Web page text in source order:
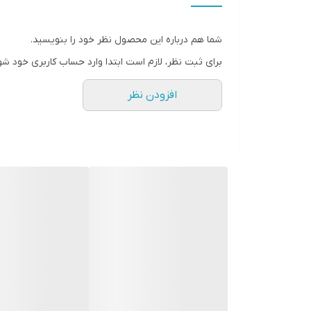
شما هم درباره این محصول نظر خود را بنویسید.
برای ثبت نظر، لازم است ابتدا وارد حساب کاربری خود
افزودن نظر